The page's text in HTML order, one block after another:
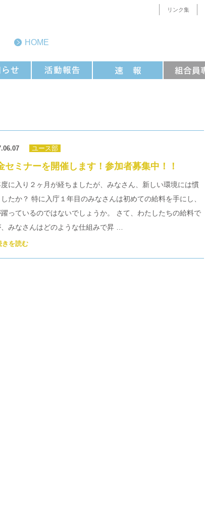
リンク集
HOME
ユース部
セミナーを開催します！参加者募集中！！
に入り２ヶ月が経ちましたが、みなさん、新しい環境には慣
たか？ 特に入庁１年目のみなさんは初めての給料を手にし、
っているのではないでしょうか。 さて、わたしたちの給料で
みなさんはどのような仕組みで昇 …
きを読む